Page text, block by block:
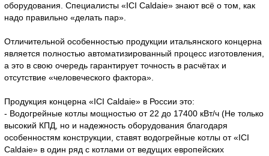
оборудования. Специалисты «ICI Caldaie» знают всё о том, как
надо правильно «делать пар».
Отличительной особенностью продукции итальянского концерна
является полностью автоматизированный процесс изготовления,
а это в свою очередь гарантирует точность в расчётах и
отсутствие «человеческого фактора».
Продукция концерна «ICI Caldaie» в России это:
- Водогрейные котлы мощностью от 22 до 17400 кВт/ч (Не только
высокий КПД, но и надежность оборудования благодаря
особенностям конструкции, ставят водогрейные котлы от «ICI
Caldaie» в один ряд с котлами от ведущих европейских